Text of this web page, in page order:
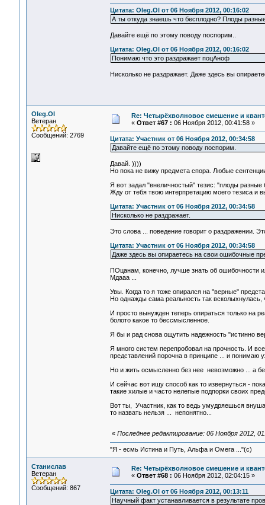
Цитата: Oleg.Ol от 06 Ноября 2012, 00:16:02
А ты откуда знаешь что бесплодно? Плоды
Давайте ещё по этому поводу поспорим..
Цитата: Oleg.Ol от 06 Ноября 2012, 00:16:02
Понимаю что это раздражает поцАноф
Нисколько не раздражает. Даже здесь вы
Oleg.Ol
Ветеран
Сообщений: 2769
Re: Четырёхволновое смешение и
« Ответ #67 : 06 Ноября 2012, 00:41:58 »
Цитата: Участник от 06 Ноября 2012, 00:34:58
Давайте ещё по этому поводу поспорим.
Давай. ))))
Но пока не вижу предмета спора. Любые
Я вот задал "внеличностый" тезис: "плоды разные
Жду от тебя твою интерпретацию моего тезиса и
Цитата: Участник от 06 Ноября 2012, 00:34:58
Нисколько не раздражает.
Это слова ... поведение говорит о раздражении.
Цитата: Участник от 06 Ноября 2012, 00:34:58
Даже здесь вы опираетесь на свои ошибочные
ПОцанам, конечно, лучше знать об ошибочности
Мдааа ...
Увы. Когда то я тоже опирался на "верные"
Но однажды сама реальность так
И просто вынужден теперь опираться только на
болото какое то бессмысленное.
Я бы и рад снова ощутить надежность "истинно
Я много систем перепробовал на прочность. И
представлений порочна в принципе ... и понимаю
Но и жить осмысленно без нее невозможно ... а
И сейчас вот ищу способ как то извернуться -
такие хилые и часто нелепые подпорки своих
Вот ты, Участник, как то ведь умудряешься
то назвать нельзя ... непонятно...
« Последнее редактирование: 06 Ноября 2012,
"Я - есмь Истина и Путь, Альфа и Омега ..."(с)
Станислав
Ветеран
Сообщений: 867
Re: Четырёхволновое смешение и
« Ответ #68 : 06 Ноября 2012, 02:04:15 »
Цитата: Oleg.Ol от 06 Ноября 2012, 00:13:11
Научный факт устанавливается в результате